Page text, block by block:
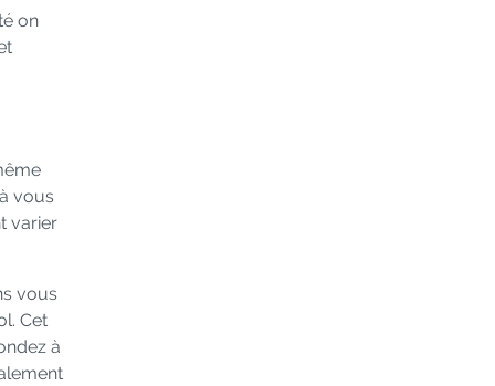
on
vous
varier
vous
Cet
à